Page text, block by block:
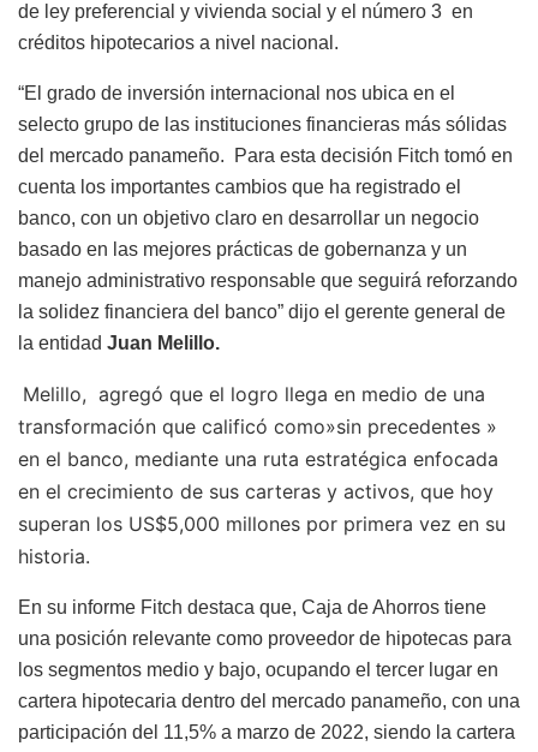
de ley preferencial y vivienda social y el número 3 en
créditos hipotecarios a nivel nacional.
“El grado de inversión internacional nos ubica en el
selecto grupo de las instituciones financieras más sólidas
del mercado panameño.
Para esta decisión Fitch tomó en
cuenta los importantes cambios que ha registrado el
banco, con un objetivo claro en desarrollar un negocio
basado en las mejores prácticas de gobernanza y un
manejo administrativo responsable que seguirá reforzando
la solidez financiera del banco” dijo el gerente general de
la entidad Juan Melillo.
Melillo, agregó que el logro llega en medio de una
transformación que calificó como»sin precedentes »
en el banco, mediante una ruta estratégica enfocada
en el crecimiento de sus carteras y activos, que hoy
superan los US$5,000 millones por primera vez en su
historia.
En su informe Fitch destaca que, Caja de Ahorros tiene
una posición relevante como proveedor de hipotecas para
los segmentos medio y bajo, ocupando el tercer lugar en
cartera hipotecaria dentro del mercado panameño, con una
participación del 11,5% a marzo de 2022, siendo la cartera